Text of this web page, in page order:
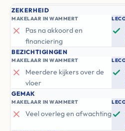
ZEKERHEID
MAKELAAR IN WAMMERT
Pas na akkoord en
financiering
BEZICHTIGINGEN
MAKELAAR IN WAMMERT
Meerdere kijkers over de
vloer
GEMAK
MAKELAAR IN WAMMERT
Veel overleg en afwachting